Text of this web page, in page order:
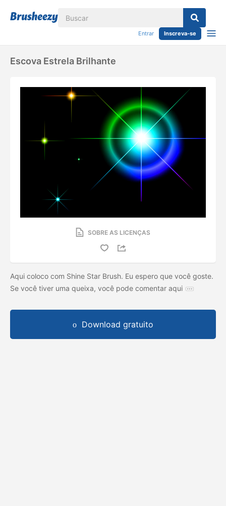
Entrar Inscreva-se
Escova Estrela Brilhante
SOBRE AS LICENÇAS
Aqui coloco com Shine Star Brush. Eu espero que você goste.
Se você tiver uma queixa, você pode comentar aqui
Download gratuito